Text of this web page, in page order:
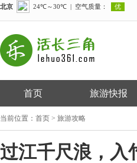
首页 旅游快报
当前位置： 首页 > 旅游攻略
过江千尺浪，